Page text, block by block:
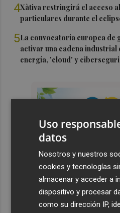
4Xàtiva restringirá el acceso
particulares durante el
5La convocatoria europea de
activar una cadena industrial
energía, 'cloud' y
Uso
datos
Nosotros y nuestros
cookies y tecnologías
almacenar y acceder a
dispositivo y procesar
como su dirección IP,